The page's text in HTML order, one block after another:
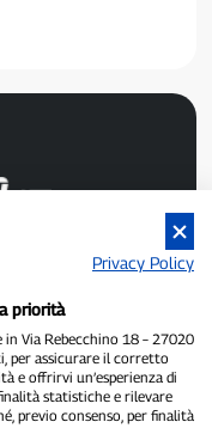
Srls- Numéro de TVA :
adjoint :Federico
Privacy Policy
priorità
Via Rebecchino 18 – 27020
per assicurare il corretto
e offrirvi un’esperienza di
statistiche e rilevare
previo consenso, per finalità